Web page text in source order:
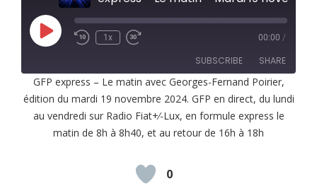
Play
Episode
1x 00:00 /
SUBSCRIBE SHARE
RSS FEED
SHARE
LINK
GFP express – Le matin avec Georges-Fernand Poirier,
édition du mardi 19 novembre 2024. GFP en direct, du lundi
au vendredi sur Radio Fiat+⁄-Lux, en formule express le
matin de 8h à 8h40, et au retour de 16h à 18h
0